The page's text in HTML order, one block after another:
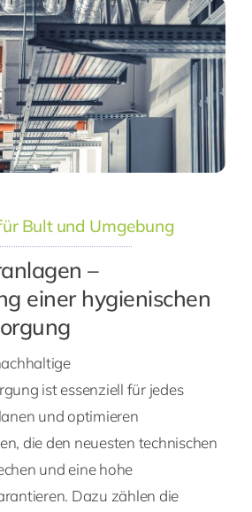
Bult und Umgebung
–
einer hygienischen
ist essenziell für jedes
und optimieren
die den neuesten technischen
und eine hohe
Dazu zählen die